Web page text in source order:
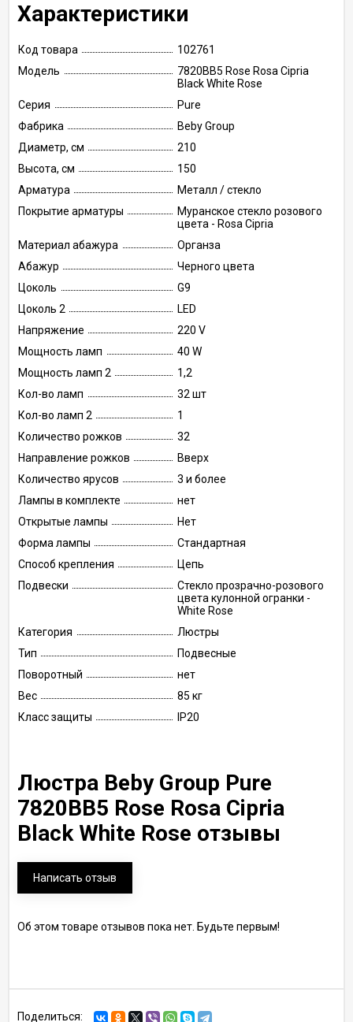
Характеристики
Код товара
102761
Модель
7820BB5 Rose Rosa Cipria
Black White Rose
Серия
Pure
Фабрика
Beby Group
Диаметр, см
210
Высота, см
150
Арматура
Металл / стекло
Покрытие арматуры
Муранское стекло розового
цвета - Rosa Cipria
Материал абажура
Органза
Абажур
Черного цвета
Цоколь
G9
Цоколь 2
LED
Напряжение
220 V
Мощность ламп
40 W
Мощность ламп 2
1,2
Кол-во ламп
32 шт
Кол-во ламп 2
1
Количество рожков
32
Направление рожков
Вверх
Количество ярусов
3 и более
Лампы в комплекте
нет
Открытые лампы
Нет
Форма лампы
Стандартная
Способ крепления
Цепь
Подвески
Стекло прозрачно-розового
цвета кулонной огранки -
White Rose
Категория
Люстры
Тип
Подвесные
Поворотный
нет
Вес
85 кг
Класс защиты
IP20
Люстра Beby Group Pure
7820BB5 Rose Rosa Cipria
Black White Rose отзывы
Написать отзыв
Об этом товаре отзывов пока нет. Будьте первым!
Поделиться: